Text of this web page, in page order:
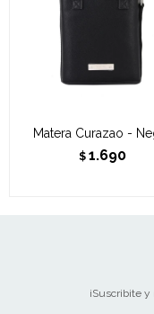
Matera Curazao -
$ 1.690
¡Suscribite